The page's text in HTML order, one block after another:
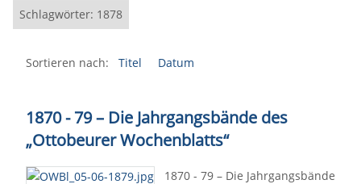
Schlagwörter: 1878
Sortieren nach: Titel Datum
1870 - 79 – Die Jahrgangsbände des
„Ottobeurer Wochenblatts“
1870 - 79 – Die Jahrgangsbände